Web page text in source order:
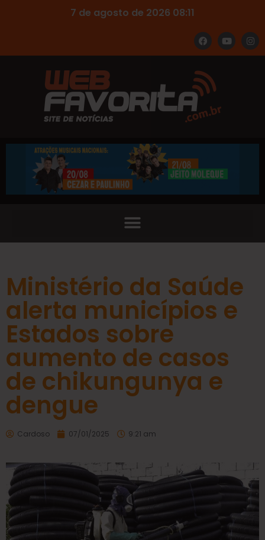
7 de agosto de 2026 08:11
Ministério da Saúde
alerta municípios e
Estados sobre
aumento de casos
de chikungunya e
dengue
Cardoso 07/01/2025 9:21 am